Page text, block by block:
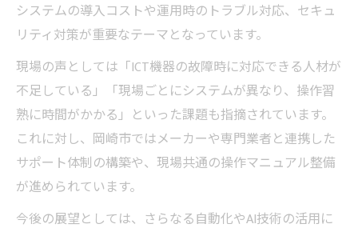
システムの導入コストや運用時のトラブル対応、セキュ
リティ対策が重要なテーマとなっています。
現場の声としては「ICT機器の故障時に対応できる人材が
不足している」「現場ごとにシステムが異なり、操作習
熟に時間がかかる」といった課題も指摘されています。
これに対し、岡崎市ではメーカーや専門業者と連携した
サポート体制の構築や、現場共通の操作マニュアル整備
が進められています。
今後の展望としては、さらなる自動化やAI技術の活用に